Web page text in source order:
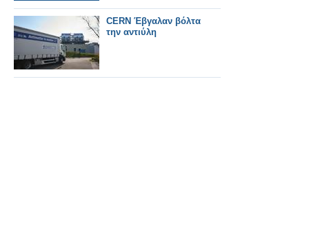
CERN Έβγαλαν βόλτα
την αντιύλη